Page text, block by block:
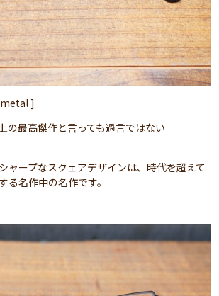
]
の最高傑作と言っても過言ではない
ャープなスクェアデザインは、時代を超えて
る名作中の名作です。